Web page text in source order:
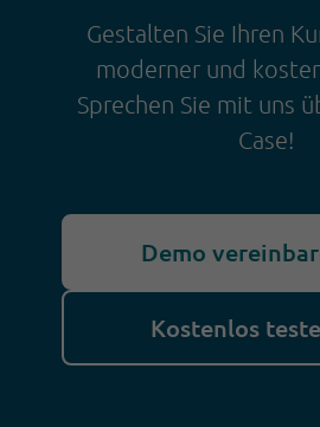
Gestalten Sie Ihren
moderner und
Sprechen Sie mit uns
Case!
Demo
Kostenlos